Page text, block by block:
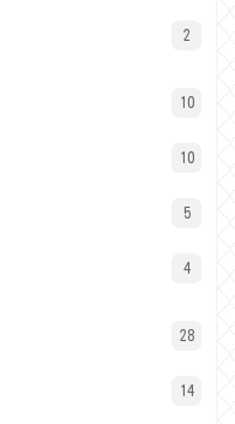
2
10
10
5
4
28
14